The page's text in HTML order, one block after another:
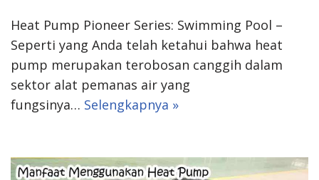
Heat Pump Pioneer Series: Swimming Pool –
Seperti yang Anda telah ketahui bahwa heat
pump merupakan terobosan canggih dalam
sektor alat pemanas air yang
fungsinya… Selengkapnya »